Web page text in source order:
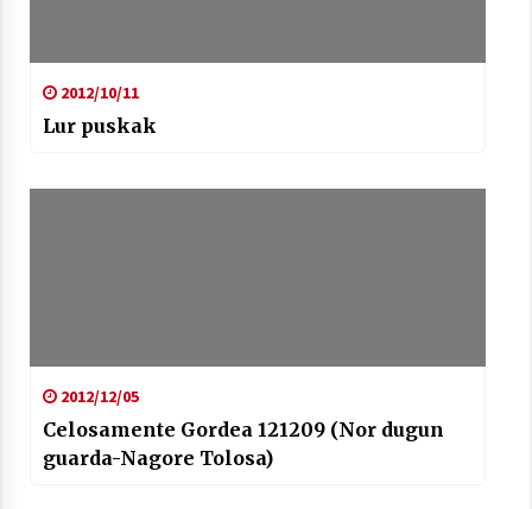
2012/10/11
Lur puskak
2012/12/05
Celosamente Gordea 121209 (Nor dugun
guarda-Nagore Tolosa)